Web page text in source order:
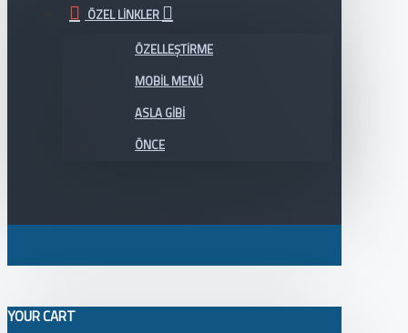
ÖZEL LINKLER
ÖZELLEŞTIRME
MOBIL MENÜ
ASLA GIBI
ÖNCE
YOUR CART